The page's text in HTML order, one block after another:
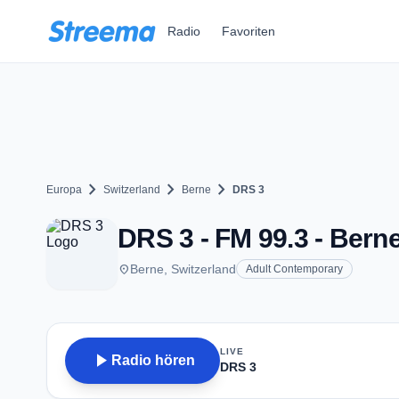
Radio Favoriten
Europa chevron_right Switzerland chevron_right Berne chevron_right DRS 3
DRS 3 - FM 99.3 -
placeBerne, Switzerland Adult Contemporary
play_arrow Radio hören
LIVE
DRS 3